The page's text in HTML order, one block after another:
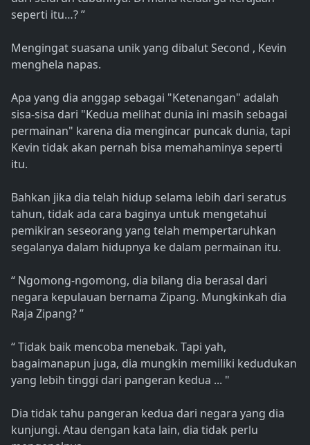
seperti itu…? ”
Mengingat suasana unik yang dibalut Second , Kevin
menghela napas.
Apa yang dia anggap sebagai "Ketenangan" adalah
sisa-sisa dari "Kedua melihat dunia ini masih sebagai
permainan" karena dia mengincar puncak dunia, tapi
Kevin tidak akan pernah bisa memahaminya seperti
itu.
Bahkan jika dia telah hidup selama lebih dari seratus
tahun, tidak ada cara baginya untuk mengetahui
pemikiran seseorang yang telah mempertaruhkan
segalanya dalam hidupnya ke dalam permainan itu.
“ Ngomong-ngomong, dia bilang dia berasal dari
negara kepulauan bernama Zipang. Mungkinkah dia
Raja Zipang? ”
“ Tidak baik mencoba menebak. Tapi yah,
bagaimanapun juga, dia mungkin memiliki kedudukan
yang lebih tinggi dari pangeran kedua ... "
Dia tidak tahu pangeran kedua dari negara yang dia
kunjungi. Atau dengan kata lain, dia tidak perlu